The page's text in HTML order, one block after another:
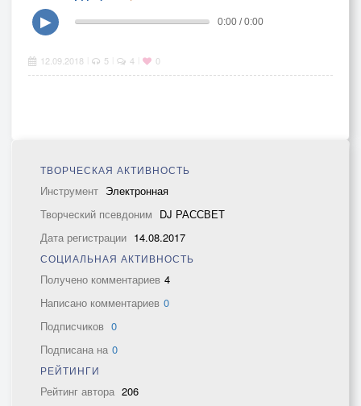
▶
0:00 / 0:00
12.09.2018 5 4 0
ТВОРЧЕСКАЯ АКТИВНОСТЬ
Инструмент Электронная
Творческий псевдоним DJ РАССВЕТ
Дата регистрации 14.08.2017
СОЦИАЛЬНАЯ АКТИВНОСТЬ
Получено комментариев 4
Написано комментариев 0
Подписчиков 0
Подписана на 0
РЕЙТИНГИ
Рейтинг автора 206